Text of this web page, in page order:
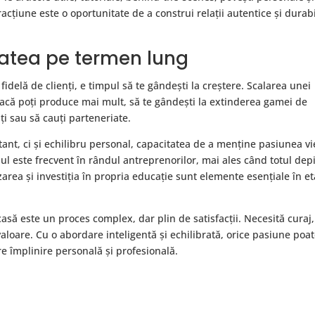
este o oportunitate de a construi relații autentice și
pe termen lung
de clienți, e timpul să te gândești la creștere. Scalarea unei
poți produce mai mult, să te gândești la extinderea gamei de
sau să cauți parteneriate.
ci și echilibru personal, capacitatea de a menține pasiunea
este frecvent în rândul antreprenorilor, mai ales când totul
și investiția în propria educație sunt elemente esențiale în
este un proces complex, dar plin de satisfacții. Necesită curaj,
Cu o abordare inteligentă și echilibrată, orice pasiune
împlinire personală și profesională.